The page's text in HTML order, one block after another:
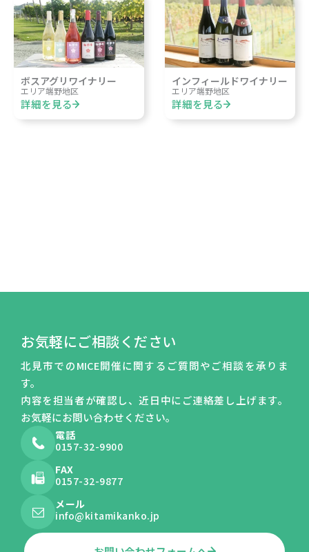
ボスアグリワイナリー
エリア端野地区
詳細を見る
インフィールドワイナリー
エリア端野地区
詳細を見る
お気軽にご相談ください
北見市でのMICE開催に関するご質問やご相談を承りま
す。
内容を担当者が確認し、近日中にご連絡差し上げます。
お気軽にお問い合わせください。
電話
0157-32-9900
FAX
0157-32-9877
メール
info@kitamikanko.jp